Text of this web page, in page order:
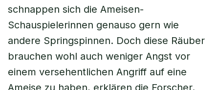
schnappen sich die Ameisen-
Schauspielerinnen genauso gern wie
andere Springspinnen. Doch diese Räuber
brauchen wohl auch weniger Angst vor
einem versehentlichen Angriff auf eine
Ameise zu haben, erklären die Forscher.